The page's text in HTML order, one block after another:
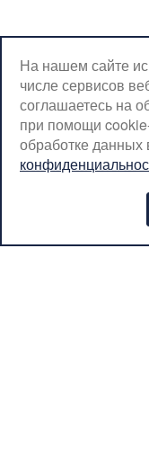
На нашем сайте
числе сервисов
соглашаетесь на
при помощи
обработке данных